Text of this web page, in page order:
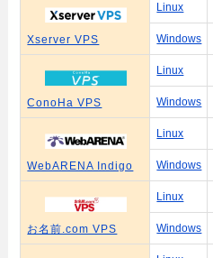
Xserver VPS
Linux
Windows
ConoHa VPS
Linux
Windows
WebARENA Indigo
Linux
Windows
お名前.com VPS
Linux
Windows